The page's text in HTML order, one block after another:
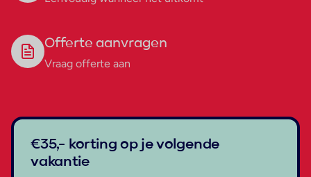
Offerte aanvragen
Vraag offerte aan
€35,- korting op je volgende
vakantie